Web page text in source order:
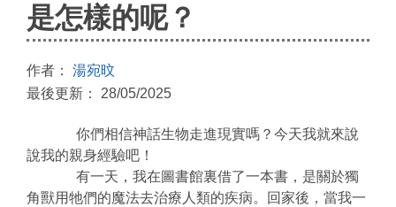
是怎樣的呢？
作者： 湯宛旼
最後更新： 28/05/2025
你們相信神話生物走進現實嗎？今天我就來說
說我的親身經驗吧！
有一天，我在圖書館裏借了一本書，是關於獨
角獸用牠們的魔法去治療人類的疾病。回家後，當我一